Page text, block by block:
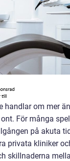
handlar om mer
För många
på akuta
privata kliniker
skillnaderna